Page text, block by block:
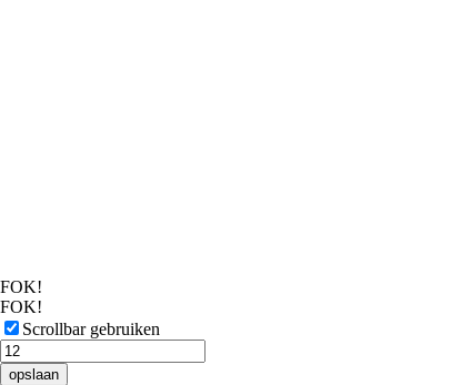
FOK!
FOK!
Scrollbar gebruiken
opslaan